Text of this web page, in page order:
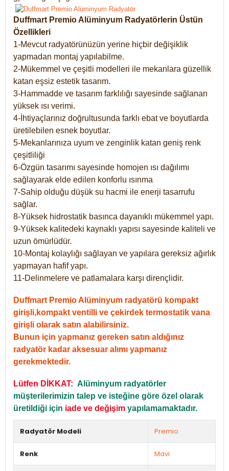
Duffmart Premio Alüminyum Radyatörlerin Üstün
Özellikleri
1-Mevcut radyatörünüzün yerine hiçbir değişiklik
yapmadan montaj yapılabilme.
2-Mükemmel ve çeşitli modelleri ile mekanlara güzellik
katan eşsiz estetik tasarım.
3-Hammadde ve tasarım farklılığı sayesinde sağlanan
yüksek ısı verimi.
4-İhtiyaçlarınız doğrultusunda farklı ebat ve boyutlarda
üretilebilen esnek boyutlar.
5-Mekanlarınıza uyum ve zenginlik katan geniş renk
çeşitliliği
6-Özgün tasarımı sayesinde homojen ısı dağılımı
sağlayarak elde edilen konforlu ısınma
7-Sahip olduğu düşük su hacmi ile enerji tasarrufu
sağlar.
8-Yüksek hidrostatik basınca dayanıklı mükemmel yapı.
9-Yüksek kalitedeki kaynaklı yapısı sayesinde kaliteli ve
uzun ömürlüdür.
10-Montaj kolaylığı sağlayan ve yapılara gereksiz ağırlık
yapmayan hafif yapı.
11-Delinmelere ve patlamalara karşı dirençlidir.
Duffmart Premio Alüminyum radyatörü kompakt
girişli,kompakt ventilli ve çekirdek termostatik vana
girişli olarak satın alabilirsiniz.
Bunun için yapmanız gereken satın aldığınız
radyatör kadar aksesuar alımı yapmanız
gerekmektedir.
Lütfen DİKKAT: Alüminyum radyatörler
müşterilerimizin talep ve isteğine göre özel olarak
üretildiği için iade ve değişim yapılamamaktadır.
Radyatör Modeli Premio
Renk Mavi